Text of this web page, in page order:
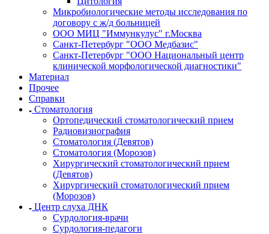
Микробиологические методы исследования по
договору с ж/д больницей
ООО МИЦ "Иммункулус" г.Москва
Санкт-Петербург "ООО Медбазис"
Санкт-Петербург "ООО Национальный центр
клинической морфологической диагностики"
Материал
Прочее
Справки
Стоматология
Ортопедический стоматологический прием
Радиовизиография
Стоматология (Девятов)
Стоматология (Морозов)
Хирургический стоматологический прием
(Девятов)
Хирургический стоматологический прием
(Морозов)
Центр слуха ДНК
Сурдология-врачи
Сурдология-педагоги